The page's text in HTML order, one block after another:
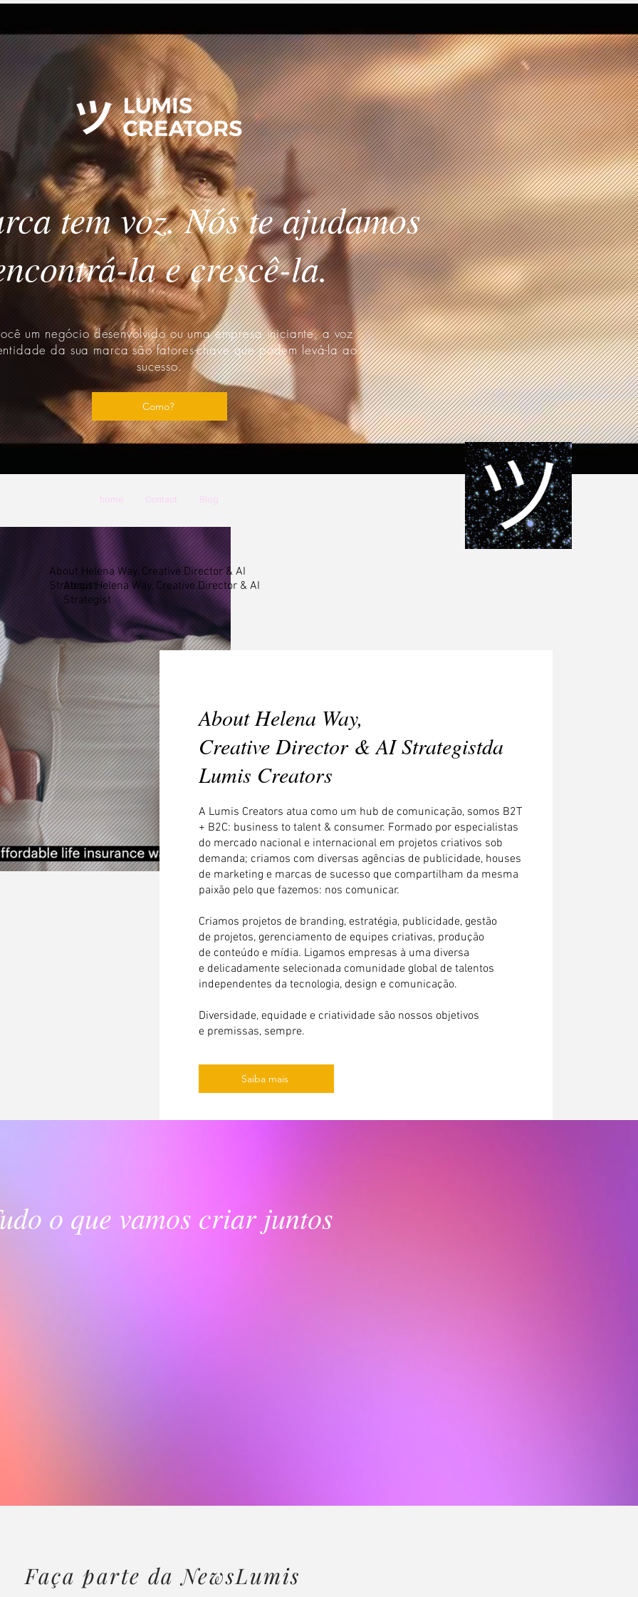
tem voz. Nós te ajudamos
la e crescê-la.
um negócio desenvolvido ou uma empresa iniciante, a voz
da sua marca são fatores-chave que podem levá-la ao
sucesso.
Como?
About Helena Way,
Creative Director & AI Strategistda
Lumis Creators
A Lumis Creators atua como um hub de comunicação, somos B2T
+ B2C: business to talent & consumer. Formado por especialistas
do mercado nacional e internacional em projetos criativos sob
demanda; criamos com diversas agências de publicidade, houses
de marketing e marcas de sucesso que compartilham da mesma
paixão pelo que fazemos: nos comunicar.
Criamos projetos de branding, estratégia, publicidade, gestão
de projetos, gerenciamento de equipes criativas, produção
de conteúdo e mídia. Ligamos empresas à uma diversa
e delicadamente selecionada comunidade global de talentos
independentes da tecnologia, design e comunicação.
Diversidade, equidade e criatividade são nossos objetivos
e premissas, sempre.
Saiba mais
home Contact Blog
About Helena Way, Creative Director & AI
Strategist
About Helena Way, Creative Director & AI
Strategist
o que vamos criar juntos
Faça parte da NewsLumis